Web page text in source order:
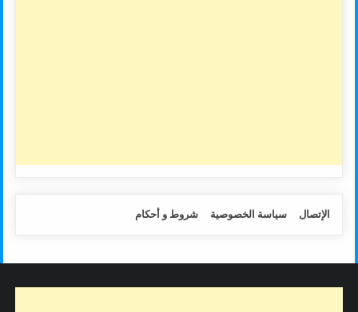
الإتصال سياسة الخصوصية شروط و أحكام